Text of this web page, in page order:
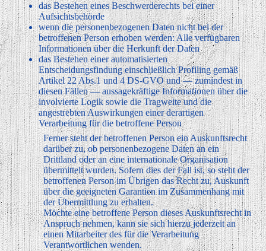
das Bestehen eines Beschwerderechts bei einer
Aufsichtsbehörde
wenn die personenbezogenen Daten nicht bei der
betroffenen Person erhoben werden: Alle verfügbaren
Informationen über die Herkunft der Daten
das Bestehen einer automatisierten
Entscheidungsfindung einschließlich Profiling gemäß
Artikel 22 Abs.1 und 4 DS-GVO und — zumindest in
diesen Fällen — aussagekräftige Informationen über die
involvierte Logik sowie die Tragweite und die
angestrebten Auswirkungen einer derartigen
Verarbeitung für die betroffene Person
Ferner steht der betroffenen Person ein Auskunftsrecht
darüber zu, ob personenbezogene Daten an ein
Drittland oder an eine internationale Organisation
übermittelt wurden. Sofern dies der Fall ist, so steht der
betroffenen Person im Übrigen das Recht zu, Auskunft
über die geeigneten Garantien im Zusammenhang mit
der Übermittlung zu erhalten.
Möchte eine betroffene Person dieses Auskunftsrecht in
Anspruch nehmen, kann sie sich hierzu jederzeit an
einen Mitarbeiter des für die Verarbeitung
Verantwortlichen wenden.